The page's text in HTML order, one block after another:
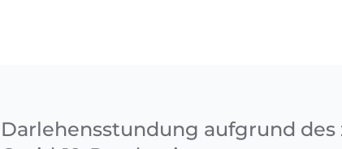
Darlehensstundung aufgrund